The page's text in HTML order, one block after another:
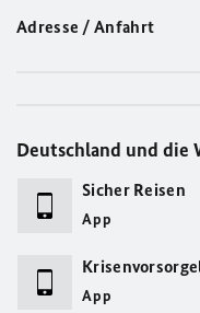
Adresse / Anfahrt
Deutschland und die
Sicher Reisen
App
App